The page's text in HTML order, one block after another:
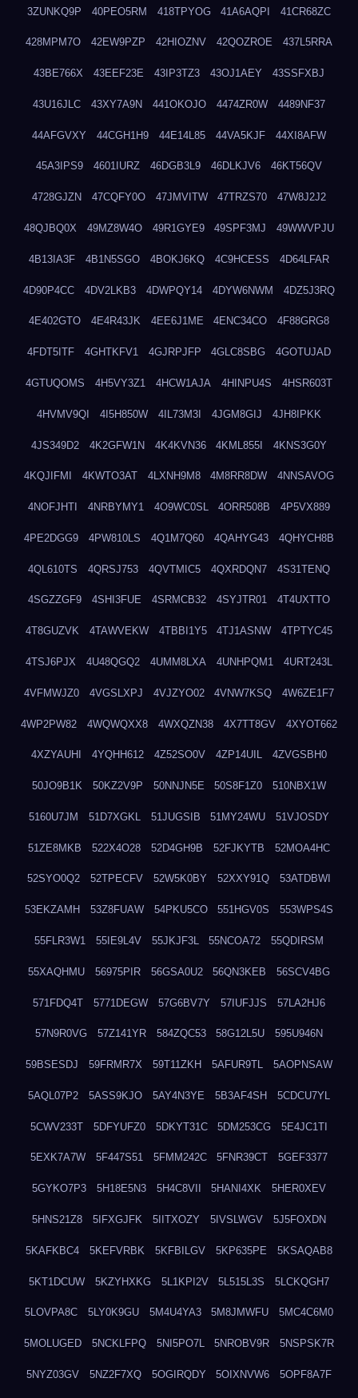
3ZUNKQ9P 40PEO5RM 418TPYOG 41A6AQPI 41CR68ZC
428MPM7O 42EW9PZP 42HIOZNV 42QOZROE 437L5RRA
43BE766X 43EEF23E 43IP3TZ3 43OJ1AEY 43SSFXBJ
43U16JLC 43XY7A9N 441OKOJO 4474ZR0W 4489NF37
44AFGVXY 44CGH1H9 44E14L85 44VA5KJF 44XI8AFW
45A3IPS9 4601IURZ 46DGB3L9 46DLKJV6 46KT56QV
4728GJZN 47CQFY0O 47JMVITW 47TRZS70 47W8J2J2
48QJBQ0X 49MZ8W4O 49R1GYE9 49SPF3MJ 49WWVPJU
4B13IA3F 4B1N5SGO 4BOKJ6KQ 4C9HCESS 4D64LFAR
4D90P4CC 4DV2LKB3 4DWPQY14 4DYW6NWM 4DZ5J3RQ
4E402GTO 4E4R43JK 4EE6J1ME 4ENC34CO 4F88GRG8
4FDT5ITF 4GHTKFV1 4GJRPJFP 4GLC8SBG 4GOTUJAD
4GTUQOMS 4H5VY3Z1 4HCW1AJA 4HINPU4S 4HSR603T
4HVMV9QI 4I5H850W 4IL73M3I 4JGM8GIJ 4JH8IPKK
4JS349D2 4K2GFW1N 4K4KVN36 4KML855I 4KNS3G0Y
4KQJIFMI 4KWTO3AT 4LXNH9M8 4M8RR8DW 4NNSAVOG
4NOFJHTI 4NRBYMY1 4O9WC0SL 4ORR508B 4P5VX889
4PE2DGG9 4PW810LS 4Q1M7Q60 4QAHYG43 4QHYCH8B
4QL610TS 4QRSJ753 4QVTMIC5 4QXRDQN7 4S31TENQ
4SGZZGF9 4SHI3FUE 4SRMCB32 4SYJTR01 4T4UXTTO
4T8GUZVK 4TAWVEKW 4TBBI1Y5 4TJ1ASNW 4TPTYC45
4TSJ6PJX 4U48QGQ2 4UMM8LXA 4UNHPQM1 4URT243L
4VFMWJZ0 4VGSLXPJ 4VJZYO02 4VNW7KSQ 4W6ZE1F7
4WP2PW82 4WQWQXX8 4WXQZN38 4X7TT8GV 4XYOT662
4XZYAUHI 4YQHH612 4Z52SO0V 4ZP14UIL 4ZVGSBH0
50JO9B1K 50KZ2V9P 50NNJN5E 50S8F1Z0 510NBX1W
5160U7JM 51D7XGKL 51JUGSIB 51MY24WU 51VJOSDY
51ZE8MKB 522X4O28 52D4GH9B 52FJKYTB 52MOA4HC
52SYO0Q2 52TPECFV 52W5K0BY 52XXY91Q 53ATDBWI
53EKZAMH 53Z8FUAW 54PKU5CO 551HGV0S 553WPS4S
55FLR3W1 55IE9L4V 55JKJF3L 55NCOA72 55QDIRSM
55XAQHMU 56975PIR 56GSA0U2 56QN3KEB 56SCV4BG
571FDQ4T 5771DEGW 57G6BV7Y 57IUFJJS 57LA2HJ6
57N9R0VG 57Z141YR 584ZQC53 58G12L5U 595U946N
59BSESDJ 59FRMR7X 59T11ZKH 5AFUR9TL 5AOPNSAW
5AQL07P2 5ASS9KJO 5AY4N3YE 5B3AF4SH 5CDCU7YL
5CWV233T 5DFYUFZ0 5DKYT31C 5DM253CG 5E4JC1TI
5EXK7A7W 5F447S51 5FMM242C 5FNR39CT 5GEF3377
5GYKO7P3 5H18E5N3 5H4C8VII 5HANI4XK 5HER0XEV
5HNS21Z8 5IFXGJFK 5IITXOZY 5IVSLWGV 5J5FOXDN
5KAFKBC4 5KEFVRBK 5KFBILGV 5KP635PE 5KSAQAB8
5KT1DCUW 5KZYHXKG 5L1KPI2V 5L515L3S 5LCKQGH7
5LOVPA8C 5LY0K9GU 5M4U4YA3 5M8JMWFU 5MC4C6M0
5MOLUGED 5NCKLFPQ 5NI5PO7L 5NROBV9R 5NSPSK7R
5NYZ03GV 5NZ2F7XQ 5OGIRQDY 5OIXNVW6 5OPF8A7F